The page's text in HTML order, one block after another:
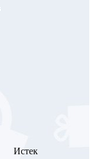
Истек